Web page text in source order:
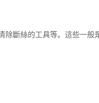
斷絲的工具等。這些一般